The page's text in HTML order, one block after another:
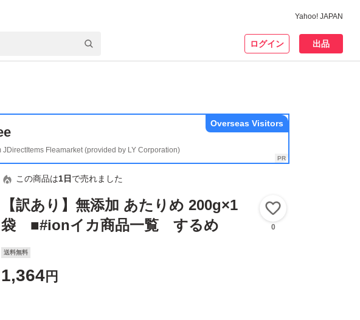
Yahoo! JAPAN
ログイン 出品
Fleamarket (provided by LY Corporation)
Overseas Visitors
この商品は1日 で売れました
【訳あり】無添加 あたりめ 200g×1
袋 ■#ionイカ商品一覧 するめ
0
送料無料
1,364円